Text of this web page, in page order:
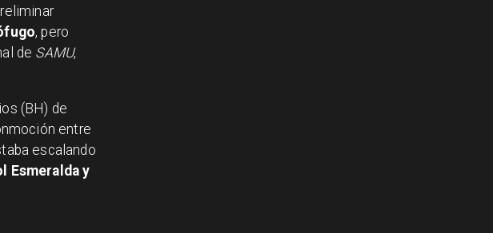
, pero
de SAMU,
(BH) de
entre
escalando
Esmeralda y